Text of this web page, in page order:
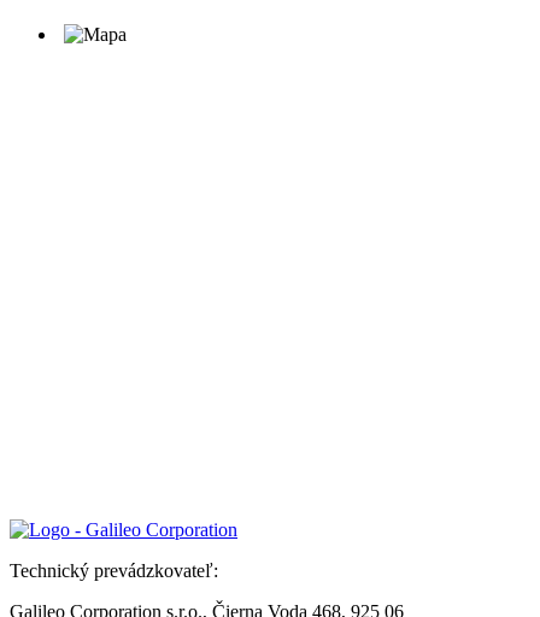
Technický prevádzkovateľ:
Galileo Corporation s.r.o., Čierna Voda 468, 925 06